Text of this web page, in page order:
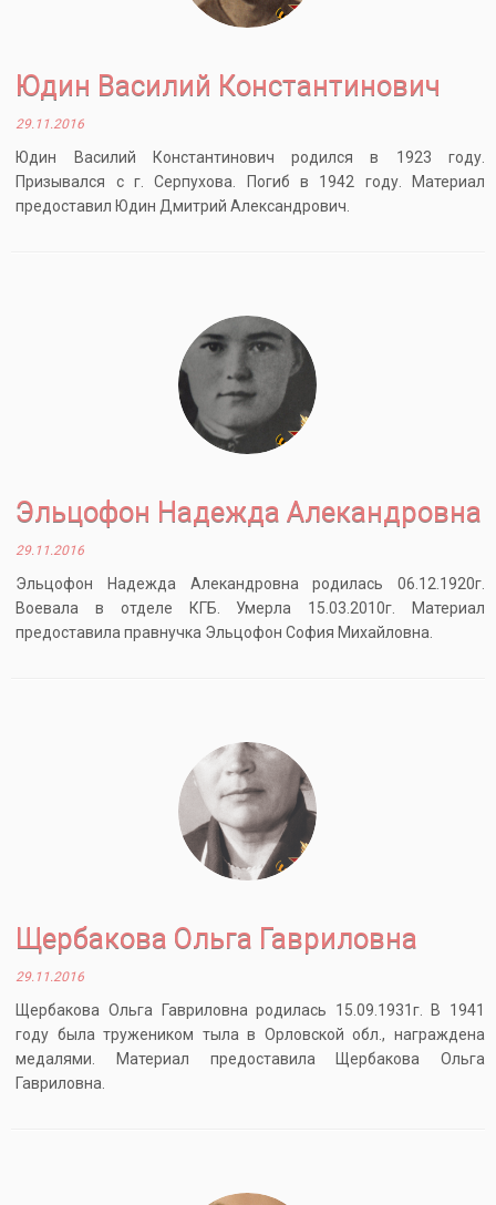
Юдин Василий Константинович
29.11.2016
Юдин Василий Константинович родился в 1923 году.
Призывался с г. Серпухова. Погиб в 1942 году. Материал
предоставил Юдин Дмитрий Александрович.
Эльцофон Надежда Алекандровна
29.11.2016
Эльцофон Надежда Алекандровна родилась 06.12.1920г.
Воевала в отделе КГБ. Умерла 15.03.2010г. Материал
предоставила правнучка Эльцофон София Михайловна.
Щербакова Ольга Гавриловна
29.11.2016
Щербакова Ольга Гавриловна родилась 15.09.1931г. В 1941
году была тружеником тыла в Орловской обл., награждена
медалями. Материал предоставила Щербакова Ольга
Гавриловна.